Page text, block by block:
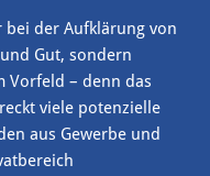
der Aufklärung von
Gut, sondern
Vorfeld – denn das
viele potenzielle
aus Gewerbe und